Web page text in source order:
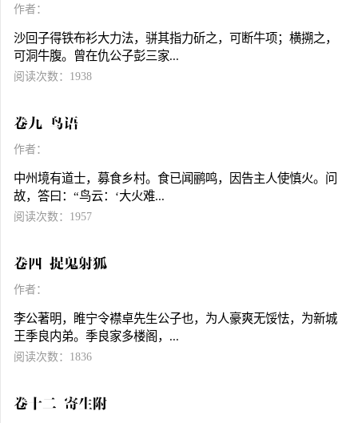
作者：
沙回子得铁布衫大力法，骈其指力斫之，可断牛项；横搠之，
可洞牛腹。曾在仇公子彭三家...
阅读次数：1938
卷九 鸟语
作者：
中州境有道士，募食乡村。食已闻鹂鸣，因告主人使慎火。问
故，答曰：“鸟云：‘大火难...
阅读次数：1957
卷四 捉鬼射狐
作者：
李公著明，睢宁令襟卓先生公子也，为人豪爽无馁怯，为新城
王季良内弟。季良家多楼阁，...
阅读次数：1836
卷十二 寄生附